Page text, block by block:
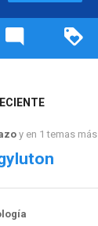
y en 1 temas más